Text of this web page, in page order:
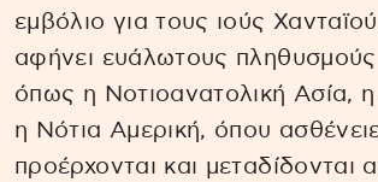
εμβόλιο για τους ιούς
αφήνει ευάλωτους πληθυσμούς
όπως η Νοτιοανατολική Ασία,
η Νότια Αμερική, όπου
προέρχονται και μεταδίδονται